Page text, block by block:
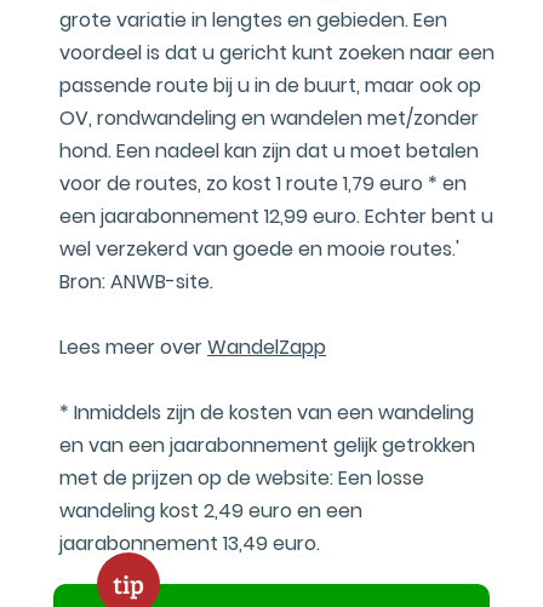
grote variatie in lengtes en gebieden. Een
voordeel is dat u gericht kunt zoeken naar een
passende route bij u in de buurt, maar ook op
OV, rondwandeling en wandelen met/zonder
hond. Een nadeel kan zijn dat u moet betalen
voor de routes, zo kost 1 route 1,79 euro * en
een jaarabonnement 12,99 euro. Echter bent u
wel verzekerd van goede en mooie routes.'
Bron: ANWB-site.
Lees meer overWandelZapp
* Inmiddels zijn de kosten van een wandeling
en van een jaarabonnement gelijk getrokken
met de prijzen op de website: Een losse
wandeling kost 2,49 euro en een
jaarabonnement 13,49 euro.
tip